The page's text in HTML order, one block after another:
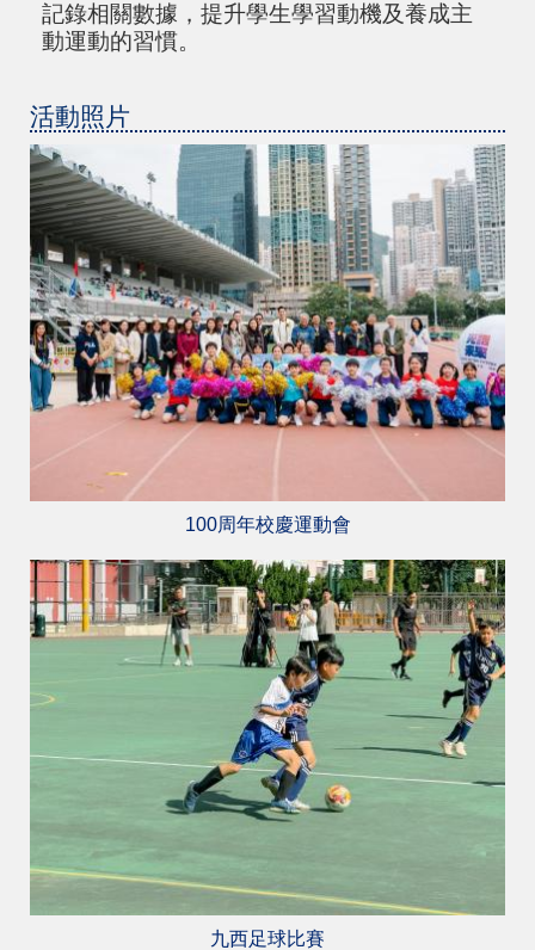
記錄相關數據，提升學生學習動機及養成主
動運動的習慣。
活動照片
100周年校慶運動會
九西足球比賽